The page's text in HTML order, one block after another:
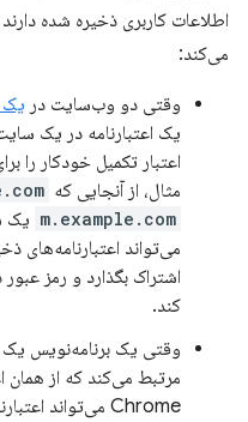
اطلاعات کاربری ذخیره شده
می‌کند:
وقتی دو وب‌سایت در یک
اعتبار تکمیل خودکار را
مثال، از آنجایی که
m.example.com
می‌تواند اعتبارنامه‌های
اشتراک بگذارد و رمز
کند.
مرتبط می‌کند که از همان